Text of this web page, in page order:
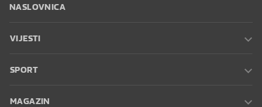
NASLOVNICA
VIJESTI
SPORT
MAGAZIN